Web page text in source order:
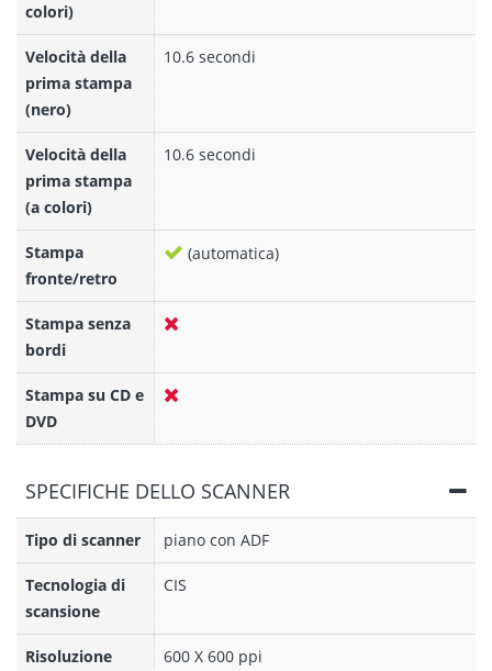
colori)
Velocità della
prima stampa
(nero)
10.6 secondi
Velocità della
prima stampa
(a colori)
10.6 secondi
Stampa
fronte/retro
(automatica)
Stampa senza
bordi
Stampa su CD e
DVD
SPECIFICHE DELLO SCANNER
Tipo di scanner piano con ADF
Tecnologia di
scansione
CIS
Risoluzione
600 X 600 ppi